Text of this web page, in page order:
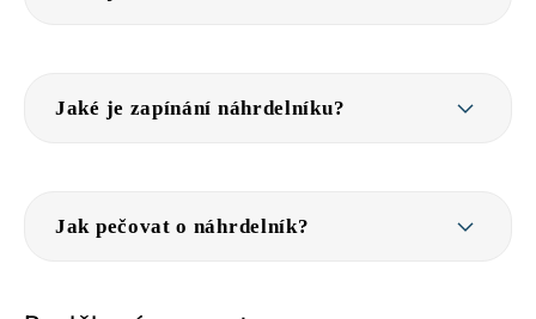
Jaké je zapínání náhrdelníku?
Jak pečovat o náhrdelník?